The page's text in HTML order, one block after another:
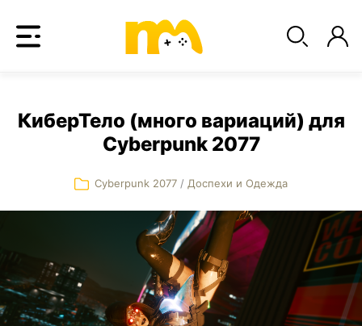
КиберТело (много вариаций) для
Cyberpunk 2077
Cyberpunk 2077 / Доспехи и Одежда